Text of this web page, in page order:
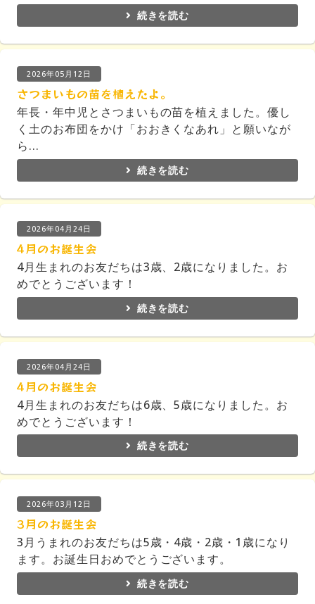
続きを読む
2026年05月12日
さつまいもの苗を植えたよ。
年長・年中児とさつまいもの苗を植えました。優し
く土のお布団をかけ「おおきくなあれ」と願いなが
ら...
続きを読む
2026年04月24日
4月のお誕生会
4月生まれのお友だちは3歳、2歳になりました。お
めでとうございます！
続きを読む
2026年04月24日
4月のお誕生会
4月生まれのお友だちは6歳、5歳になりました。お
めでとうございます！
続きを読む
2026年03月12日
3月のお誕生会
3月うまれのお友だちは5歳・4歳・2歳・1歳になり
ます。お誕生日おめでとうございます。
続きを読む